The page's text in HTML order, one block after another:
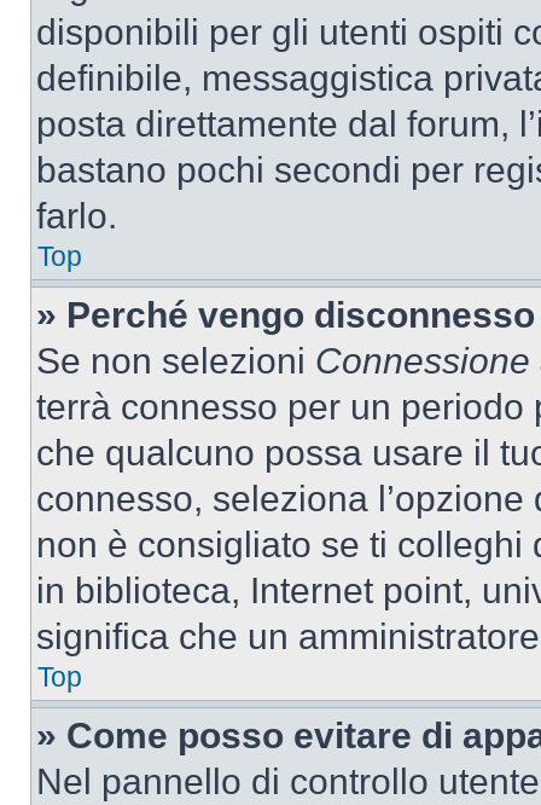
disponibili per gli utenti ospiti
definibile, messaggistica
posta direttamente dal forum,
bastano pochi secondi per
farlo.
Top
» Perché vengo
Se non selezioni
terrà connesso per un
che qualcuno possa usare il
connesso, seleziona
non è consigliato se ti
in biblioteca, Internet point,
significa che un
Top
» Come posso evitare di
Nel pannello di controllo